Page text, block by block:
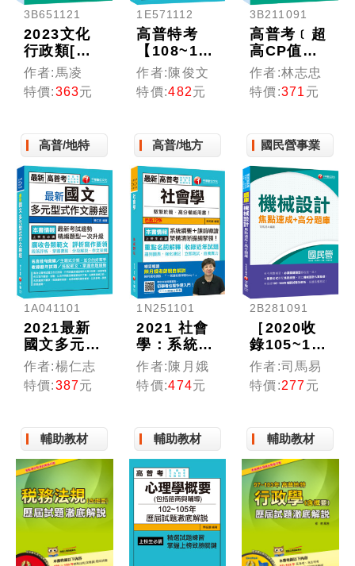
3B651121
2023文化
行政類[文
化人類學]
歷屆試題精
闢新解：名
／地方特考
／各類特
考）
作者:馬凌
特價:363元
1E571112
高普特考
【108~111
年試題】公
共管理(含
概要)精讀
例！〔十九
版〕
作者:陳俊文
特價:482元
3B211091
高普考﹝超
高CP值！
高普、各類
特考實戰秘
笈﹞行政學
題精闢新解
〔高普考／
地方特考／
各類特考〕
［贈學習診
斷測驗］
作者:林志忠
特價:371 元
高普/地特
1A041101
2021最新
國文多元型
式作文勝
經：廣收各
類範文，評
地方特考、
各類特考〕
（初版）
作者:楊仁志
特價:387元
高普/地方
1N251101
2021 社會
學：系統綱
要＋課前導
讀，架構清
晰提綱挈
考、地方特
考、調查
局、各類特
考）
作者:陳月娥
特價:474元
國民營事業
2B281091
［2020收
錄105~108
相關試題共
26份］機械
設計焦點速
台酒／郵
政；高普地
特；鐵路特
考］
作者:司馬易
特價:277元
輔助教材 輔助教材 輔助教材